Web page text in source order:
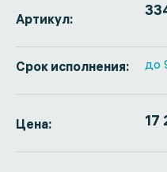
Артикул:
Срок исполнения: до
Цена: 17